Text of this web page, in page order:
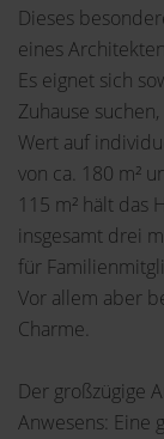
Dieses
eines
Es eignet sich
Zuhause
Wert auf
von ca. 180 m²
115 m² hält das
insgesamt drei
für
Vor allem aber
Charme.
Der großzügige
Anwesens: Eine